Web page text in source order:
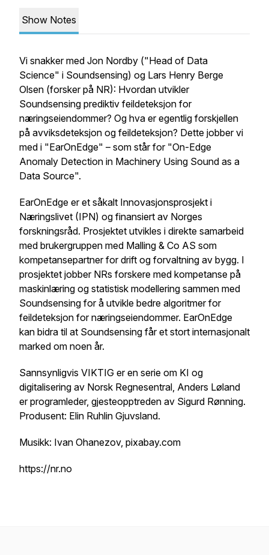
Show Notes
Vi snakker med Jon Nordby ("Head of Data
Science" i Soundsensing) og Lars Henry Berge
Olsen (forsker på NR): Hvordan utvikler
Soundsensing prediktiv feildeteksjon for
næringseiendommer? Og hva er egentlig forskjellen
på avviksdeteksjon og feildeteksjon? Dette jobber vi
med i "EarOnEdge" – som står for "On-Edge
Anomaly Detection in Machinery Using Sound as a
Data Source".
EarOnEdge er et såkalt Innovasjonsprosjekt i
Næringslivet (IPN) og finansiert av Norges
forskningsråd. Prosjektet utvikles i direkte samarbeid
med brukergruppen med Malling & Co AS som
kompetansepartner for drift og forvaltning av bygg. I
prosjektet jobber NRs forskere med kompetanse på
maskinlæring og statistisk modellering sammen med
Soundsensing for å utvikle bedre algoritmer for
feildeteksjon for næringseiendommer. EarOnEdge
kan bidra til at Soundsensing får et stort internasjonalt
marked om noen år.
Sannsynligvis VIKTIG er en serie om KI og
digitalisering av Norsk Regnesentral, Anders Løland
er programleder, gjesteopptreden av Sigurd Rønning.
Produsent: Elin Ruhlin Gjuvsland.
Musikk: Ivan Ohanezov, pixabay.com
https://nr.no